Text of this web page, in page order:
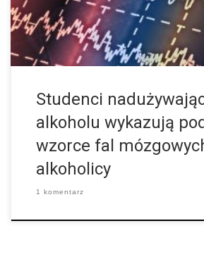
mózgowych, które można zarejestrować
Na elektroencefalogramie (EEG) ukazują
w […]
Studenci
alkoholu wykazują
wzorce fal
alkoholicy
1 komentarz